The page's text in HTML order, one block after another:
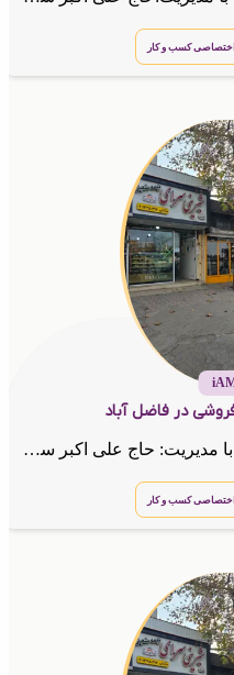
کسب و کار
در فاضل آباد
شیرینی سرای نیمه شعبان - با مدیریت: حاج علی اکبر سرگلزهی
کسب و کار